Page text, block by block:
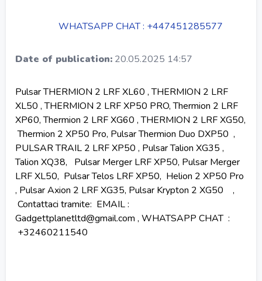
WHATSAPP CHAT : +447451285577
Date of publication: 20.05.2025 14:57
Pulsar THERMION 2 LRF XL60 , THERMION 2 LRF
XL50 , THERMION 2 LRF XP50 PRO, Thermion 2 LRF
XP60, Thermion 2 LRF XG60 , THERMION 2 LRF XG50,
Thermion 2 XP50 Pro, Pulsar Thermion Duo DXP50 ,
PULSAR TRAIL 2 LRF XP50 , Pulsar Talion XG35 ,
Talion XQ38, Pulsar Merger LRF XP50, Pulsar Merger
LRF XL50, Pulsar Telos LRF XP50, Helion 2 XP50 Pro
, Pulsar Axion 2 LRF XG35, Pulsar Krypton 2 XG50 ,
Contattaci tramite: EMAIL :
Gadgettplanetltd@gmail.com , WHATSAPP CHAT :
+32460211540